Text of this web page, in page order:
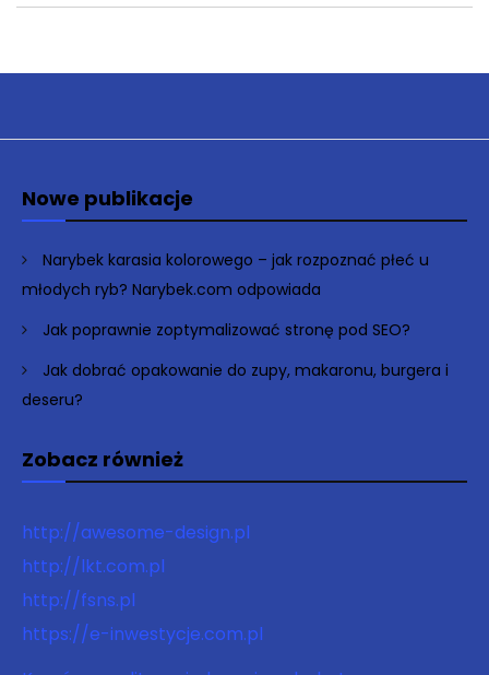
Nowe publikacje
Narybek karasia kolorowego – jak rozpoznać płeć u
młodych ryb? Narybek.com odpowiada
Jak poprawnie zoptymalizować stronę pod SEO?
Jak dobrać opakowanie do zupy, makaronu, burgera i
deseru?
Zobacz również
http://awesome-design.pl
http://lkt.com.pl
http://fsns.pl
https://e-inwestycje.com.pl